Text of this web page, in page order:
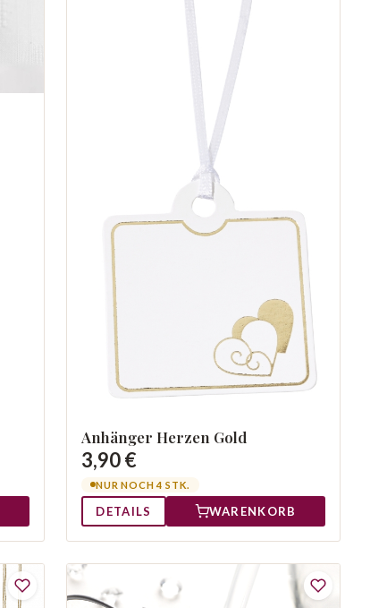
Anhänger Herzen Gold
3,90 €
NUR NOCH 4 STK.
DETAILS WARENKORB